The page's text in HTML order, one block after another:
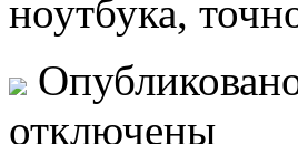
ноутбука,
отключены